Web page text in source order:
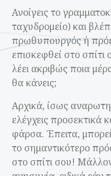
Ανοίγεις το
ταχυδρομείο) και
πρωθυπουργός ή
επισκεφθεί στο
λέει ακριβώς ποια
θα κάνεις;
Αρχικά, ίσως
ελέγχεις προσεκτικά
φάρσα. Έπειτα,
το σημαντικότερο
στο σπίτι σου!